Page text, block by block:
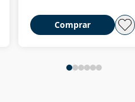
Comprar